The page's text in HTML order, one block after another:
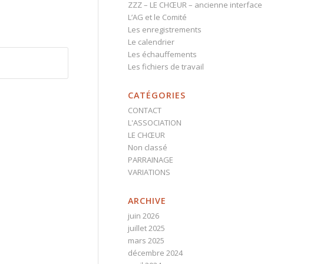
ZZZ – LE CHŒUR – ancienne interface
L’AG et le Comité
Les enregistrements
Le calendrier
Les échauffements
Les fichiers de travail
CATÉGORIES
CONTACT
L'ASSOCIATION
LE CHŒUR
Non classé
PARRAINAGE
VARIATIONS
ARCHIVE
juin 2026
juillet 2025
mars 2025
décembre 2024